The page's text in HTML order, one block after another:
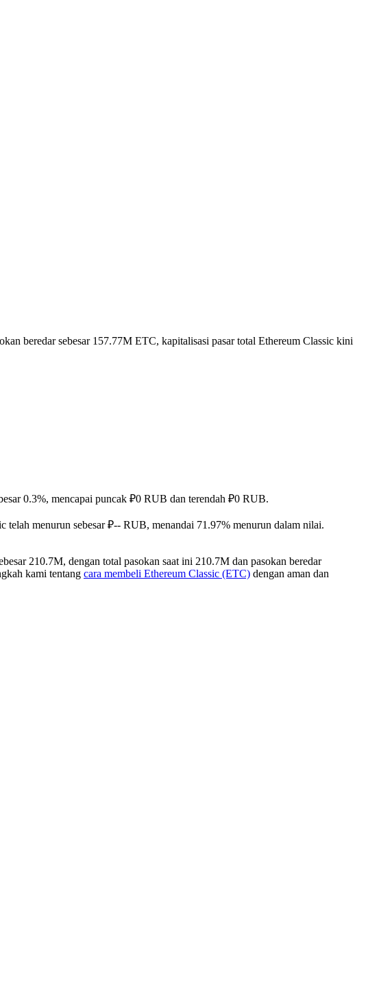
beredar sebesar 157.77M ETC, kapitalisasi pasar total Ethereum Classic kini
0.3%, mencapai puncak ₽0 RUB dan terendah ₽0 RUB.
telah menurun sebesar ₽-- RUB, menandai 71.97% menurun dalam nilai.
210.7M, dengan total pasokan saat ini 210.7M dan pasokan beredar
kami tentang cara membeli Ethereum Classic (ETC) dengan aman dan